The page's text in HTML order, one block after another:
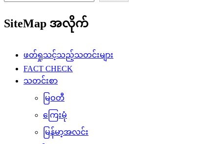
SiteMap အလိုက်
ဖတ်ရှုသင့်သည့်သတင်းများ
FACT CHECK
သတင်းစာ
မြဝတီ
ကြေးမုံ
မြန်မာ့အလင်း